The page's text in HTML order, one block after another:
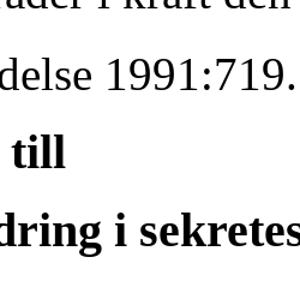
1991:719.
till
i